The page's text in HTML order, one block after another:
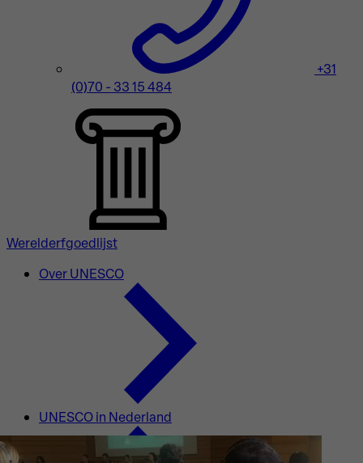
+31
(0)70 - 33 15 484
Werelderfgoedlijst
Over UNESCO
UNESCO in Nederland